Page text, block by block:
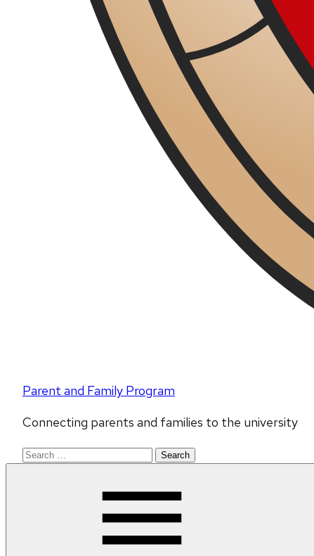
Parent and Family Program
Connecting parents and families to the university
Search